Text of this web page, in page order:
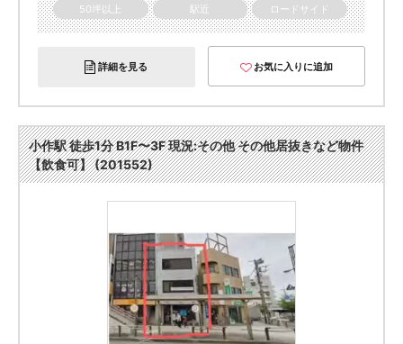
50坪以上
駅近 ロードサイド
詳細を見る お気に入りに追加
小作駅 徒歩1分 B1F〜3F 現況:その他 その他居抜きなど物件
【飲食可】 (201552)